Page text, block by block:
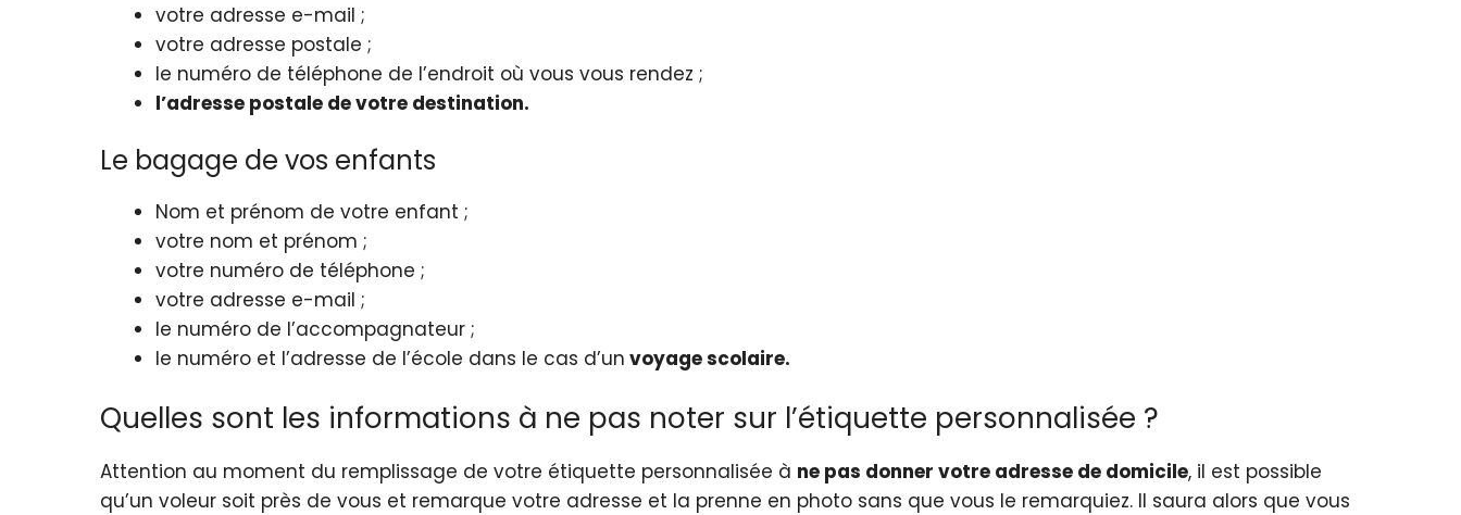
votre adresse e-mail ;
votre adresse postale ;
le numéro de téléphone de l’endroit où vous vous rendez ;
l’adresse postale de votre destination.
Le bagage de vos enfants
Nom et prénom de votre enfant ;
votre nom et prénom ;
votre numéro de téléphone ;
votre adresse e-mail ;
le numéro de l’accompagnateur ;
le numéro et l’adresse de l’école dans le cas d’un voyage scolaire.
Quelles sont les informations à ne pas noter sur l’étiquette personnalisée ?
Attention au moment du remplissage de votre étiquette personnalisée à ne pas donner votre adresse de domicile, il est possible
qu’un voleur soit près de vous et remarque votre adresse et la prenne en photo sans que vous le remarquiez. Il saura alors que vous